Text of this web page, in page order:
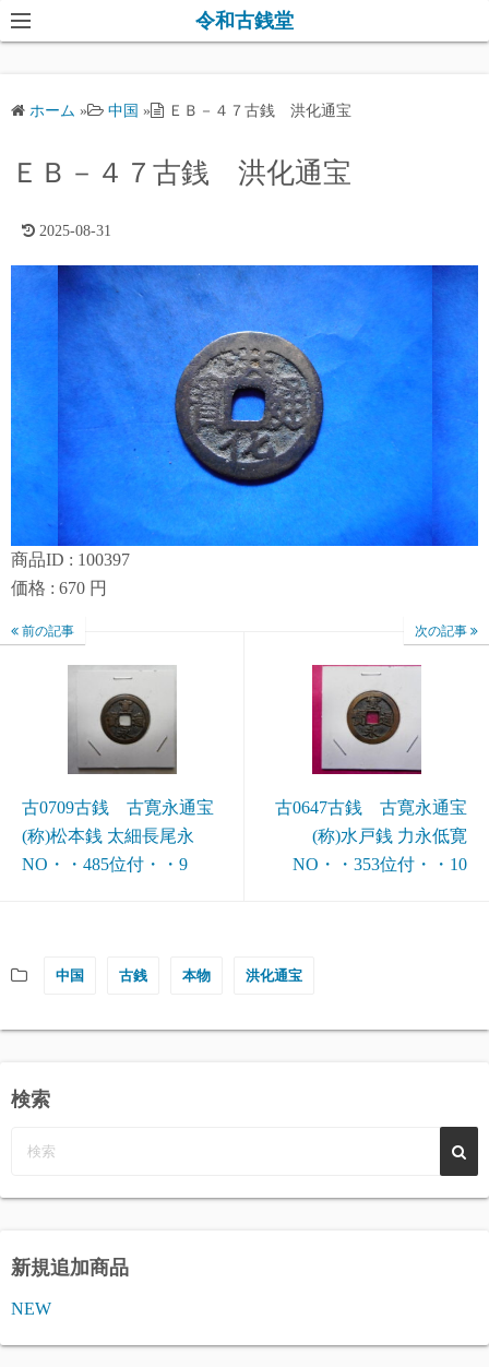
コ
ン
プ
令和古銭堂
ホーム » 中国 » ＥＢ－４７古銭 洪化通宝
ＥＢ－４７古銭 洪化通宝
2025-08-31
商品ID : 100397
価格 : 670 円
前の記事
古0709古銭 古寛永通宝
(称)松本銭 太細長尾永
NO・・485位付・・9
次の記事
古0647古銭 古寛永通宝
(称)水戸銭 力永低寛
NO・・353位付・・10
中国 古銭 本物 洪化通宝
検索
新規追加商品
NEW